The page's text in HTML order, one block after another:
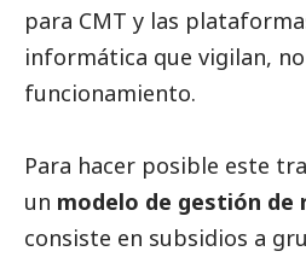
para CMT y las
informática que vigilan,
funcionamiento.
Para hacer posible este
un modelo de gestión de
consiste en subsidios a